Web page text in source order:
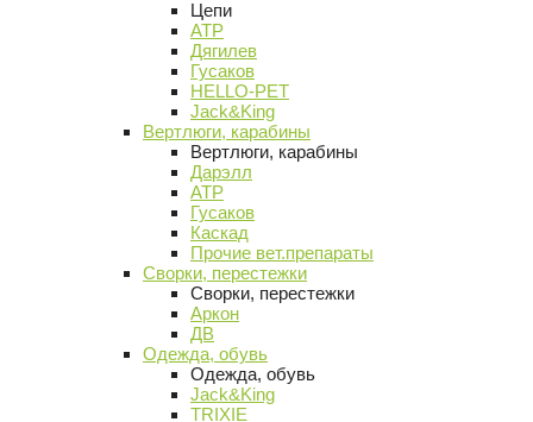
Цепи
АТР
Дягилев
Гусаков
HELLO-PET
Jack&King
Вертлюги, карабины
Вертлюги, карабины
Дарэлл
АТР
Гусаков
Каскад
Прочие вет.препараты
Сворки, перестежки
Сворки, перестежки
Аркон
ДВ
Одежда, обувь
Одежда, обувь
Jack&King
TRIXIE